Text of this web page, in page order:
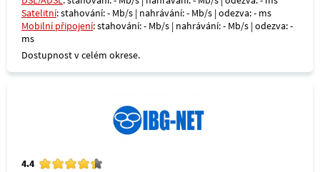
Satelitní: stahování: - Mb/s | nahrávání: - Mb/s | odezva: - ms
Mobilní připojení: stahování: - Mb/s | nahrávání: - Mb/s | odezva: -
ms
Dostupnost v celém okrese.
4.4